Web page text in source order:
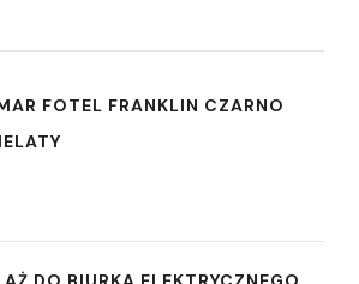
FOTEL FRANKLIN CZARNO